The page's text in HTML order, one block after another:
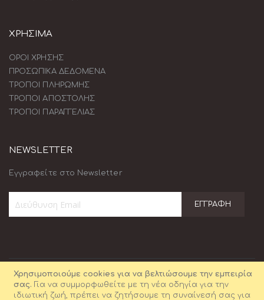
Χρησιμοποιούμε cookies για να βελτιώσουμε την εμπειρία
σας.
Για να συμμορφωθείτε με τη νέα οδηγία για την
ιδιωτική ζωή, πρέπει να ζητήσουμε τη συναίνεσή σας για
ΧΡΗΣΙΜΑ
ΟΡΟΙ ΧΡΗΣΗΣ
ΠΡΟΣΩΠΙΚΑ ΔΕΔΟΜΕΝΑ
ΤΡΟΠΟΙ ΠΛΗΡΩΜΗΣ
ΤΡΟΠΟΙ ΑΠΟΣΤΟΛΗΣ
ΤΡΟΠΟΙ ΠΑΡΑΓΓΕΛΙΑΣ
NEWSLETTER
Εγγραφείτε στο Newsletter
Δελτίο:
ΕΓΓΡΑΦΉ